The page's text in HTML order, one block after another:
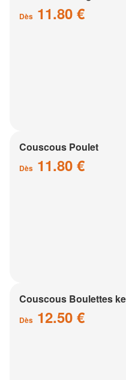
Dès 11.80 €
Couscous Poulet
Dès 11.80 €
Couscous Boulettes
Dès 12.50 €